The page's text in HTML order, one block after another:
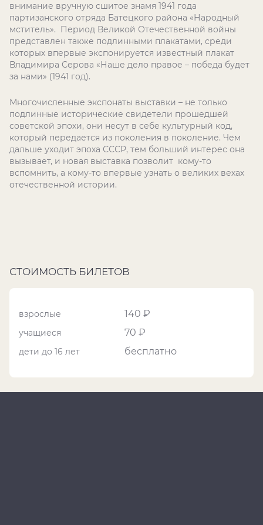
внимание вручную сшитое знамя 1941 года
партизанского отряда Батецкого района «Народный
мститель». Период Великой Отечественной войны
представлен также подлинными плакатами, среди
которых впервые экспонируется известный плакат
Владимира Серова «Наше дело правое – победа будет
за нами» (1941 год).
Многочисленные экспонаты выставки – не только
подлинные исторические свидетели прошедшей
советской эпохи, они несут в себе культурный код,
который передается из поколения в поколение. Чем
дальше уходит эпоха СССР, тем больший интерес она
вызывает, и новая выставка позволит кому-то
вспомнить, а кому-то впервые узнать о великих вехах
отечественной истории.
СТОИМОСТЬ БИЛЕТОВ
взрослые 140 ₽
учащиеся 70 ₽
дети до 16 лет бесплатно